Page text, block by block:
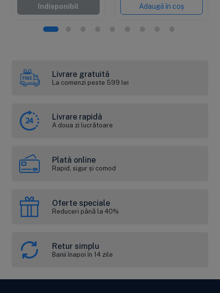
Indisponibil Adaugă în coș
Livrare gratuită
La comenzi peste 599 lei
Livrare rapidă
A doua zi lucrătoare
Plată online
Rapid, sigur și comod
Oferte speciale
Reduceri până la 40%
Retur simplu
Banii înapoi în 14 zile